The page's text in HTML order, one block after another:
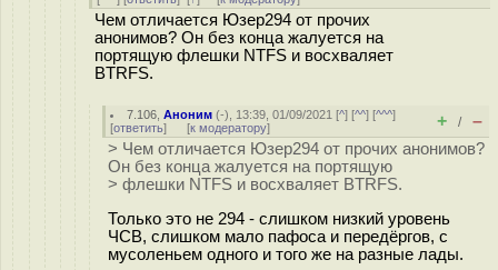
Чем отличается Юзер294 от прочих
анонимов? Он без конца жалуется на
портящую флешки NTFS и восхваляет
BTRFS.
7.106 ,Аноним (-), 13:39, 01/09/2021 [^] [^^] [^^^]
[ответить] [к модератору] + / –
> Чем отличается Юзер294 от прочих анонимов?
Он без конца жалуется на портящую
> флешки NTFS и восхваляет BTRFS.
Только это не 294 - слишком низкий уровень
ЧСВ, слишком мало пафоса и передёргов, с
мусоленьем одного и того же на разные лады.